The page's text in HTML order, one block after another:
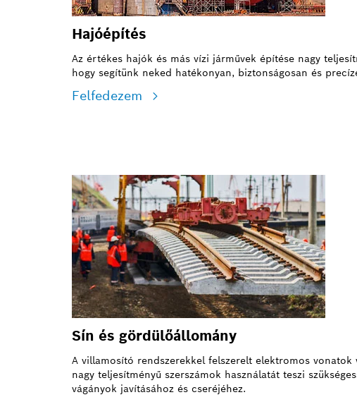
Hajóépítés
Az értékes hajók és más vízi járművek építése nagy
hogy segítünk neked hatékonyan, biztonságosan és
Felfedezem
Sín és gördülőállomány
A villamosító rendszerekkel felszerelt elektromos
nagy teljesítményű szerszámok használatát teszi
vágányok javításához és cseréjéhez.